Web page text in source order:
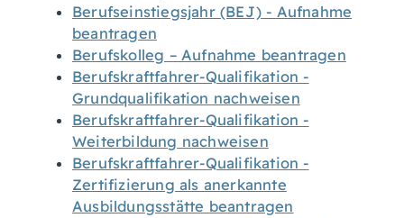
Berufseinstiegsjahr (BEJ) - Aufnahme
beantragen
Berufskolleg – Aufnahme beantragen
Berufskraftfahrer-Qualifikation -
Grundqualifikation nachweisen
Berufskraftfahrer-Qualifikation -
Weiterbildung nachweisen
Berufskraftfahrer-Qualifikation -
Zertifizierung als anerkannte
Ausbildungsstätte beantragen